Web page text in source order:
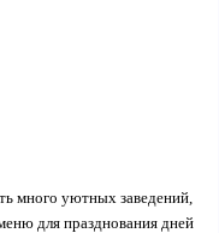
много уютных заведений,
для празднования дней